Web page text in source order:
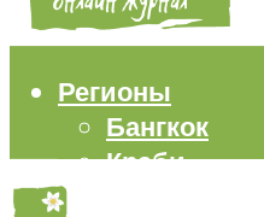
Регионы
Бангкок
Краби